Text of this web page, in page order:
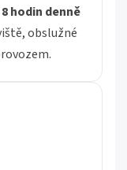
hodin denně
obslužné